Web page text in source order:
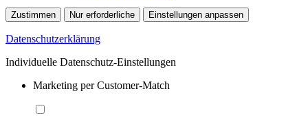
Zustimmen Nur erforderliche Einstellungen anpassen
Datenschutzerklärung
Individuelle Datenschutz-Einstellungen
Marketing per Customer-Match